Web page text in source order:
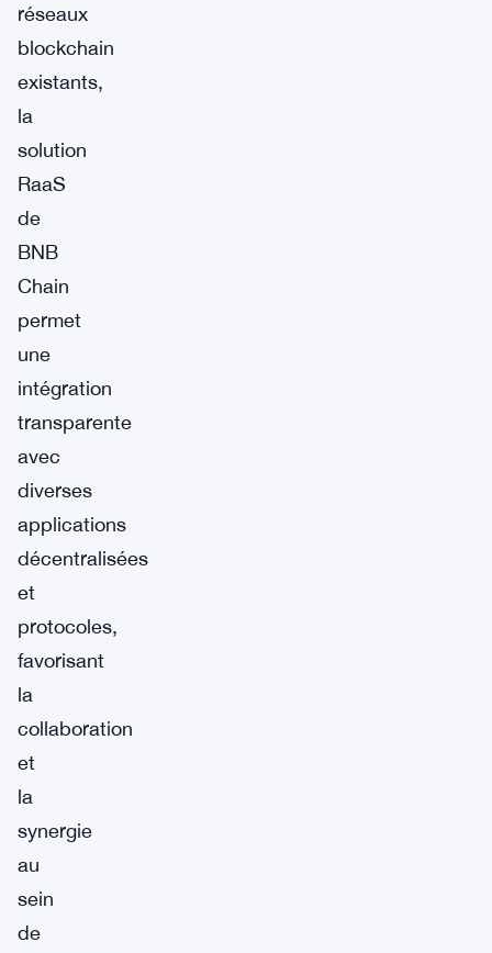
réseaux
blockchain
existants,
la
solution
RaaS
de
BNB
Chain
permet
une
intégration
transparente
avec
diverses
applications
décentralisées
et
protocoles,
favorisant
la
collaboration
et
la
synergie
au
sein
de